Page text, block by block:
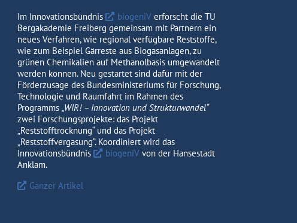
Im Innovationsbündnis biogeniVerforscht die TU
Bergakademie Freiberg gemeinsam mit Partnern ein
neues Verfahren, wie regional verfügbare Reststoffe,
wie zum Beispiel Gärreste aus Biogasanlagen, zu
grünen Chemikalien auf Methanolbasis umgewandelt
werden können. Neu gestartet sind dafür mit der
Förderzusage des Bundesministeriums für Forschung,
Technologie und Raumfahrt im Rahmen des
Programms „WIR! – Innovation und Strukturwandel“
zwei Forschungsprojekte: das Projekt
„Reststofftrocknung“ und das Projekt
„Reststoffvergasung“. Koordiniert wird das
Innovationsbündnis
biogeniVvon der Hansestadt
Anklam.
Ganzer Artikel